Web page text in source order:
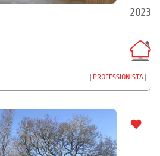
2023
PROFESSIONISTA